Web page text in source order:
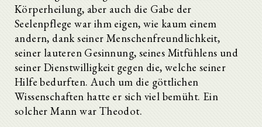
Körperheilung, aber auch die Gabe der
Seelenpflege war ihm eigen, wie kaum einem
andern, dank seiner Menschenfreundlichkeit,
seiner lauteren Gesinnung, seines Mitfühlens und
seiner Dienstwilligkeit gegen die, welche seiner
Hilfe bedurften. Auch um die göttlichen
Wissenschaften hatte er sich viel bemüht. Ein
solcher Mann war Theodot.